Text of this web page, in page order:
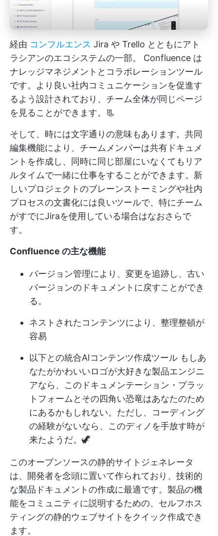
経由 コンフルエンス Jira や Trello とともにアト
ラシアンのエコシステムの一部。 Confluence は
ナレッジマネジメントとコラボレーションツール
です。より良い社内コミュニケーションを促進す
るよう設計されており、チーム全体が同じページ
を見ることができます。📃
そして、時には文字通りの意味もあります。共同
編集機能により、チームメンバーは共有ドキュメ
ントを作成し、同時に同じ部屋にいなくてもリア
ルタイムで一緒に仕事をすることができます。新
しいプロジェクトのブレーンストーミングや社内
プロセスの文書化には良いツールで、特にチーム
がすでにJiraを使用している場合はなおさらで
す。
Confluence の主な機能
バージョン管理により、変更を追跡し、古い
バージョンのドキュメントに戻すことができ
る。
ネストされたコンテンツにより、整理整頓が
容易
以下との統合AIコンテンツ作成ツール もしあ
なたがかわいいロゴが大好きな製品エンジニ
アなら、このドキュメンテーション・プラッ
トフォームとその四角い恐竜はあなたのため
にあるかもしれない。ただし、コーディング
の経験がないなら、このディノを手放す時が
来たようだ。🦖
このオープンソースの静的サイトジェネレータ
は、開発者を念頭に置いて作られており、技術的
な製品ドキュメントの作成に最適です。製品の機
能をコミュニティに説明するための、セルフホス
ティングの静的ウェブサイトをクイック作成でき
ます。